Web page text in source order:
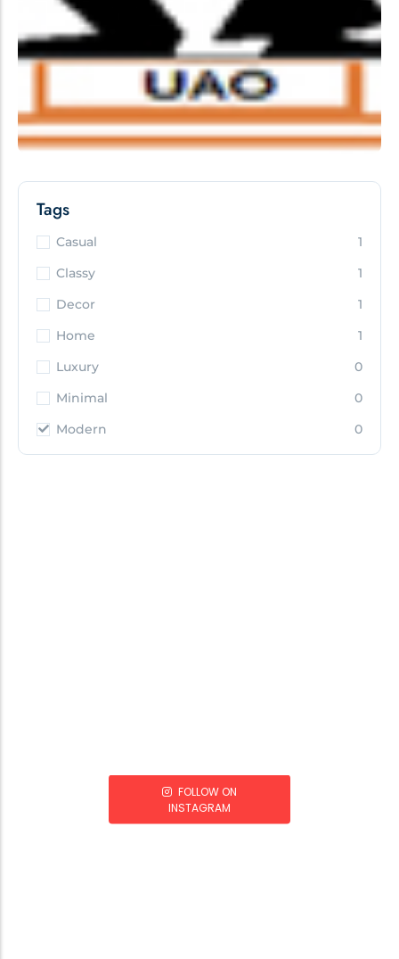
Tags
Casual
1
Classy
1
Decor
1
Home
1
Luxury
0
Minimal
0
Modern
0
FOLLOW ON
INSTAGRAM